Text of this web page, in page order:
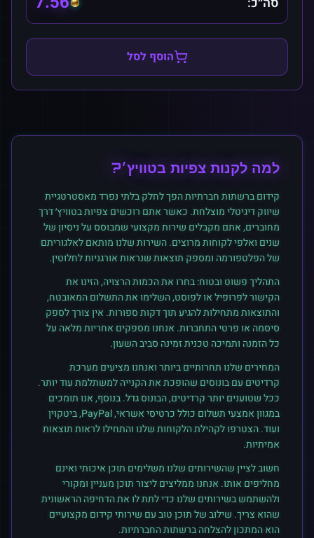
הוסף לסל
למה לקנות צפיות בטוויץ׳?
קידום ברשתות חברתיות הפך לחלק בלתי נפרד מאסטרטגיית
שיווק דיגיטלי מוצלחת. כאשר אתם רוכשים צפיותבטוויץ׳דרך
מחוברים, אתם מקבלים שירות מקצועי שמבוסס על ניסיון של
שנים ואלפי לקוחות מרוצים. השירות שלנו מותאם לאלגוריתם
של הפלטפורמה ומספק תוצאות שנראות אורגניות לחלוטין.
התהליך פשוט ובטוח: בחרו את הכמות הרצויה, הזינו את
הקישור לפרופיל או לפוסט, השלימו את התשלום המאובטח,
והתוצאות מתחילות להגיע תוך דקות ספורות. אין צורך לספק
סיסמה או פרטי התחברות. אנחנו מספקים אחריות מלאה על
כל הזמנה ותמיכה טכנית זמינה סביב השעון.
המחירים שלנו תחרותיים ביותר ואנחנו מציעים מערכת
קרדיטים עם בונוסים שהופכת את הקנייה למשתלמת עוד יותר.
ככל שטוענים יותר קרדיטים, הבונוס גדל. בנוסף, אנו תומכים
במגוון אמצעי תשלום כולל כרטיסי אשראי, PayPal, ביטקוין
ועוד. הצטרפו לקהילת הלקוחות שלנו והתחילו לראות תוצאות
אמיתיות.
חשוב לציין שהשירותים שלנו משלימים תוכן איכותי ואינם
מחליפים אותו. אנחנו ממליצים ליצור תוכן מעניין ומקורי
ולהשתמש בשירותים שלנו כדי לתת לו את הדחיפה הראשונית
שהוא צריך. שילוב של תוכן טוב עם שירותי קידום מקצועיים
הוא המתכון להצלחה ברשתות החברתיות.